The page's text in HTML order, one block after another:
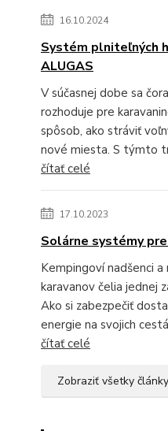
16.10.2024
Systém plniteľných
ALUGAS
V súčasnej dobe sa
rozhoduje pre
spôsob, ako stráviť
nové miesta. S týmto
čítať celé
17.10.2023
Solárne systémy
Kempingoví nadšenci a
karavanov čelia jednej
Ako si zabezpečiť
energie na svojich
čítať celé
Zobraziť všetky články